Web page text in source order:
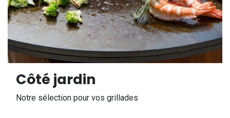
Côté jardin
Notre sélection pour vos grillades